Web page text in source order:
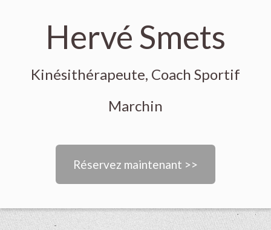
Hervé Smets
Kinésithérapeute, Coach Sportif
Marchin
Réservez maintenant >>